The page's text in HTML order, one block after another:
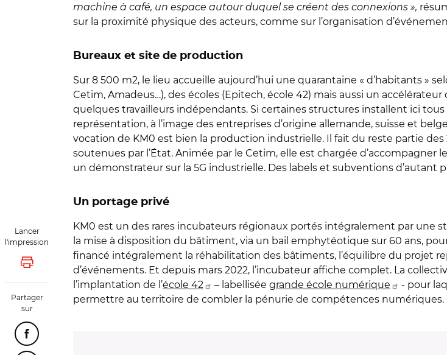
Lancer
l'impression
Lancer l'impression
Partager
sur
Partager cette page sur Facebook
machine à café, un espace autour duquel se créent des connexions »,
sur la proximité physique des acteurs, comme sur l’organisation
Bureaux et site de production
Sur 8 500 m2, le lieu accueille aujourd’hui une quarantaine « d’habitants »
Cetim, Amadeus…), des écoles (Epitech, école 42) mais aussi un
quelques travailleurs indépendants. Si certaines structures installent ici
représentation, à l’image des entreprises d’origine allemande, suisse et
vocation de KM0 est bien la production industrielle. Il fait du reste partie
soutenues par l’État. Animée par le Cetim, elle est chargée
un démonstrateur sur la 5G industrielle. Des labels et subventions d’autant
Un portage privé
KM0 est un des rares incubateurs régionaux portés intégralement par une
la mise à disposition du bâtiment, via un bail emphytéotique sur 60 ans,
financé intégralement la réhabilitation des bâtiments, l’équilibre du projet
d’événements. Et depuis mars 2022, l’incubateur affiche complet. La
l’implantation de l’école 42 – labellisée grande école numérique
- pour
permettre au territoire de combler la pénurie de compétences numériques.